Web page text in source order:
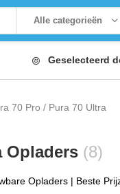
Alle categorieën
Geselecteerd
70 Pro / Pura 70 Ultra
Opladers (8)
Opladers | Beste